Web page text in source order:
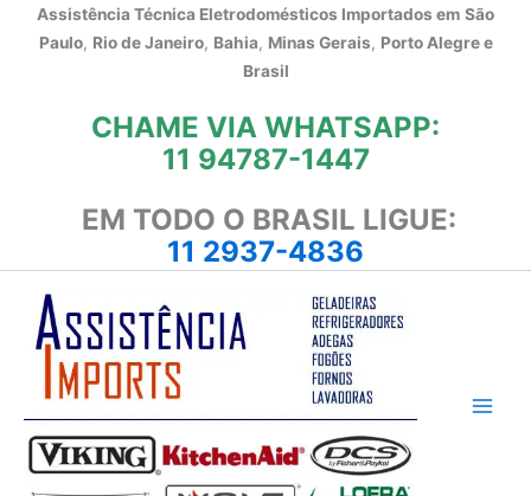
Assistência Técnica Eletrodomésticos Importados em São
Paulo, Rio de Janeiro, Bahia, Minas Gerais, Porto Alegre e
Brasil
CHAME VIA WHATSAPP:
11 94787-1447
EM TODO O BRASIL LIGUE:
11 2937-4836